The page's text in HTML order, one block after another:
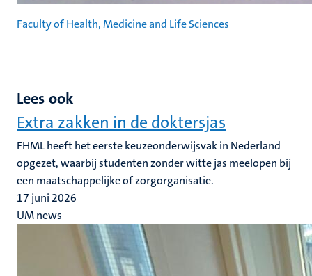
Faculty of Health, Medicine and Life Sciences
Lees ook
Extra zakken in de doktersjas
FHML heeft het eerste keuzeonderwijsvak in Nederland
opgezet, waarbij studenten zonder witte jas meelopen bij
een maatschappelijke of zorgorganisatie.
17 juni 2026
UM news